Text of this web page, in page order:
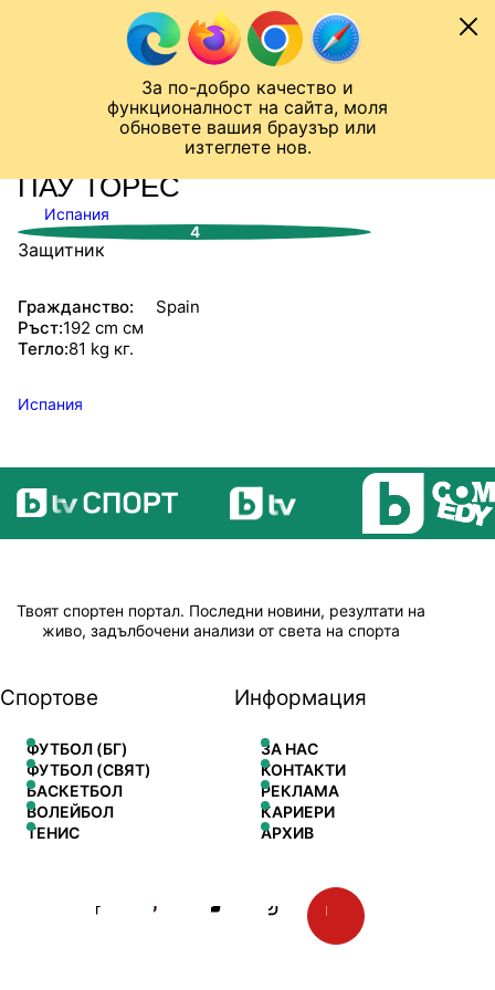
За по-добро качество и
функционалност на сайта, моля
обновете вашия браузър или
изтеглете нов.
Към съдържанието
Лига на Конференциите
СТАТИСТИКИ
ПАУ ТОРЕС
Испания
4
Защитник
Гражданство:
Spain
Ръст:192 cm см
Тегло:81 kg кг.
Испания
Твоят спортен портал. Последни новини, резултати на
живо, задълбочени анализи от света на спорта
Спортове
ФУТБОЛ (БГ)
ФУТБОЛ (СВЯТ)
БАСКЕТБОЛ
ВОЛЕЙБОЛ
ТЕНИС
Информация
ЗА НАС
КОНТАКТИ
РЕКЛАМА
КАРИЕРИ
АРХИВ